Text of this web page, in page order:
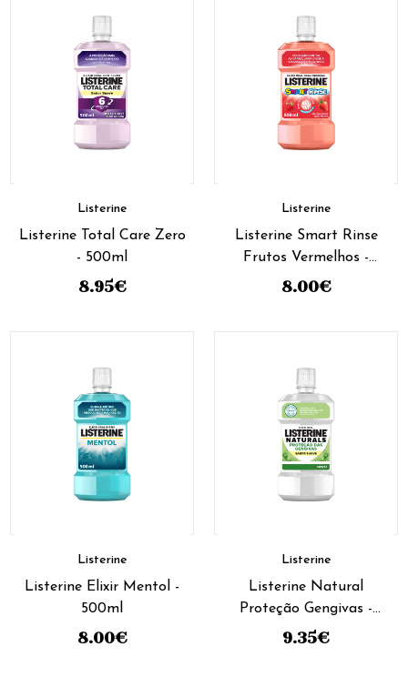
Listerine
Listerine Total Care Zero
- 500ml
8.95€
Listerine
Listerine Smart Rinse
Frutos Vermelhos -
500ml
8.00€
Listerine
Listerine Elixir Mentol -
500ml
8.00€
Listerine
Listerine Natural
Proteção Gengivas -
500ml
9.35€